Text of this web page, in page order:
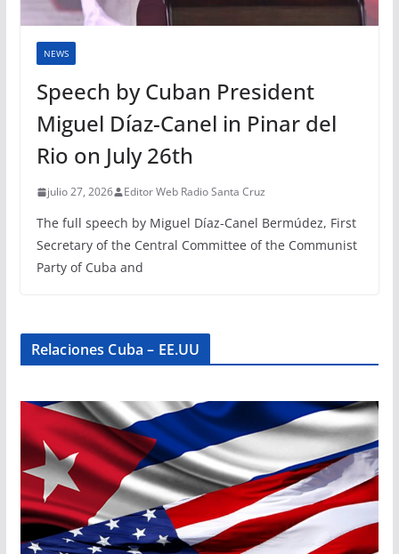
NEWS
Speech by Cuban President
Miguel Díaz-Canel in Pinar del
Rio on July 26th
julio 27, 2026 Editor Web Radio Santa Cruz
The full speech by Miguel Díaz-Canel Bermúdez, First
Secretary of the Central Committee of the Communist
Party of Cuba and
Relaciones Cuba – EE.UU